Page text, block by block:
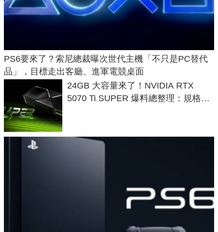
PS6要來了？索尼總裁曝次世代主機「不只是PC替代
品」，目標走出客廳、進軍電競桌面
24GB 大容量來了！NVIDIA RTX
5070 Ti SUPER 爆料總整理：規格、